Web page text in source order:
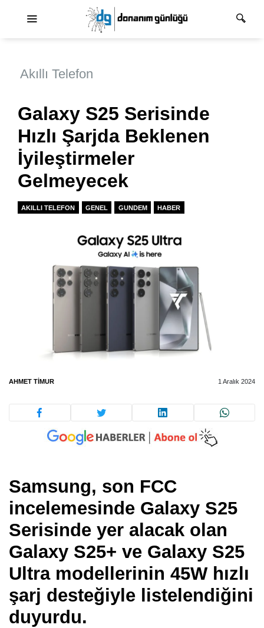
Akıllı Telefon
Galaxy S25 Serisinde
Hızlı Şarjda Beklenen
İyileştirmeler
Gelmeyecek
AKILLI TELEFON GENEL GUNDEM HABER
AHMET TIMUR 1 Aralık 2024
Samsung, son FCC
incelemesinde Galaxy S25
Serisinde yer alacak olan
Galaxy S25+ ve Galaxy S25
Ultramodellerinin 45Whızlı
şarj desteğiyle listelendiğini
duyurdu.